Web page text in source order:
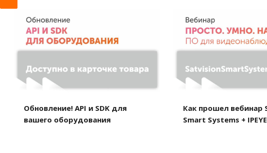
Обновление! API и SDK для
вашего оборудования
Как прошел вебинар
Smart Systems + IPEYE